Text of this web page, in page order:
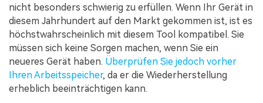
nicht besonders schwierig zu erfüllen. Wenn Ihr Gerät in
diesem Jahrhundert auf den Markt gekommen ist, ist es
höchstwahrscheinlich mit diesem Tool kompatibel. Sie
müssen sich keine Sorgen machen, wenn Sie ein
neueres Gerät haben. Überprüfen Sie jedoch vorher
Ihren Arbeitsspeicher, da er die Wiederherstellung
erheblich beeinträchtigen kann.